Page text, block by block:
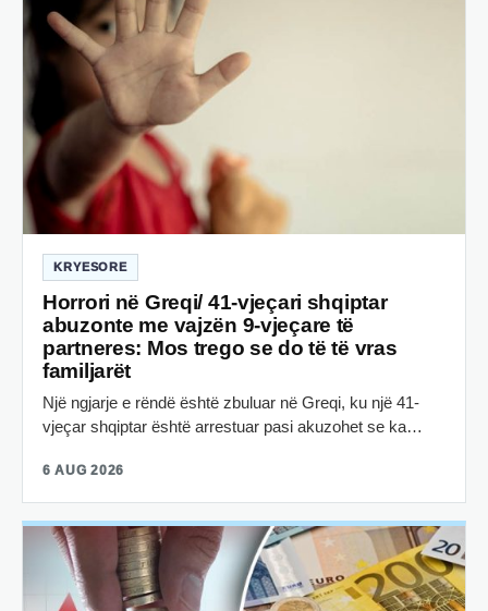
KRYESORE
Horrori në Greqi/ 41-vjeçari shqiptar
abuzonte me vajzën 9-vjeçare të
partneres: Mos trego se do të të vras
familjarët
Një ngjarje e rëndë është zbuluar në Greqi, ku një 41-
vjeçar shqiptar është arrestuar pasi akuzohet se ka…
6 AUG 2026